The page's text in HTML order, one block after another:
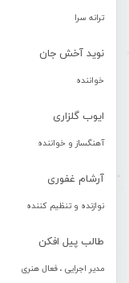
ترانه سرا
نوید آخش جان
خواننده
ایوب گلزاری
آهنگساز و خواننده
آرشام غفوری
نوازنده و تنظیم کننده
طالب پیل افکن
مدیر اجرایی ، فعال هنری